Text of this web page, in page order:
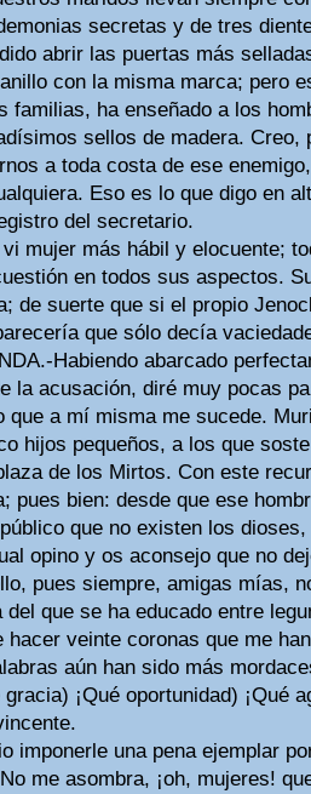
secretas y de tres
abrir las puertas más
con la misma marca; pero
familias, ha enseñado a los
sellos de madera. Creo,
a toda costa de ese
Eso es lo que digo en
del secretario.
mujer más hábil y elocuente;
en todos sus aspectos.
de suerte que si el propio
que sólo decía
Habiendo abarcado
la acusación, diré muy pocas
que a mí misma me sucede.
hijos pequeños, a los que
de los Mirtos. Con este
pues bien: desde que ese
que no existen los
opino y os aconsejo que no
pues siempre, amigas mías,
del que se ha educado entre
hacer veinte coronas que me
aún han sido más
¡Qué oportunidad) ¡Qué
imponerle una pena ejemplar
me asombra, ¡oh, mujeres!